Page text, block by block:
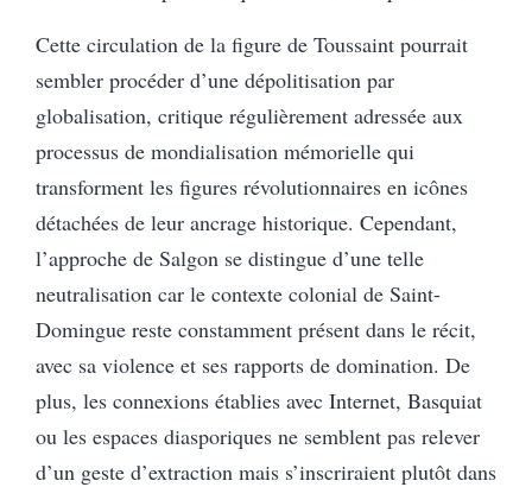
Cette circulation de la figure de Toussaint pourrait
sembler procéder d’une dépolitisation par
globalisation, critique régulièrement adressée aux
processus de mondialisation mémorielle qui
transforment les figures révolutionnaires en icônes
détachées de leur ancrage historique. Cependant,
l’approche de Salgon se distingue d’une telle
neutralisation car le contexte colonial de Saint-
Domingue reste constamment présent dans le récit,
avec sa violence et ses rapports de domination. De
plus, les connexions établies avec Internet, Basquiat
ou les espaces diasporiques ne semblent pas relever
d’un geste d’extraction mais s’inscriraient plutôt dans